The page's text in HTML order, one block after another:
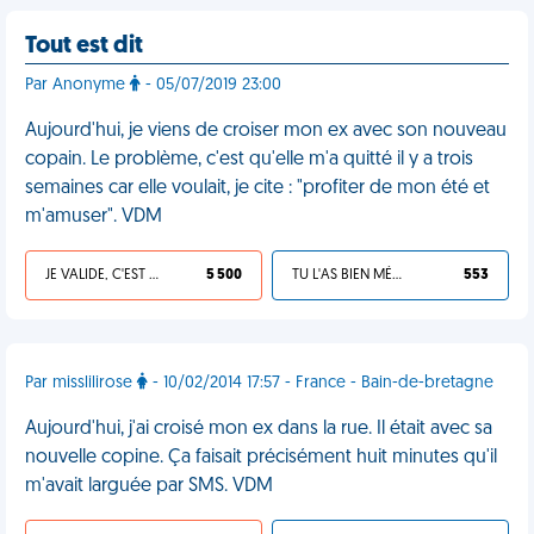
Tout est dit
Par Anonyme - 05/07/2019 23:00
Aujourd'hui, je viens de croiser mon ex avec son nouveau
copain. Le problème, c'est qu'elle m'a quitté il y a trois
semaines car elle voulait, je cite : "profiter de mon été et
m'amuser". VDM
JE VALIDE, C'EST UNE VDM 5 500 TU L'AS BIEN MÉRITÉ 553
Par misslilirose - 10/02/2014 17:57 - France - Bain-de-bretagne
Aujourd'hui, j'ai croisé mon ex dans la rue. Il était avec sa
nouvelle copine. Ça faisait précisément huit minutes qu'il
m'avait larguée par SMS. VDM